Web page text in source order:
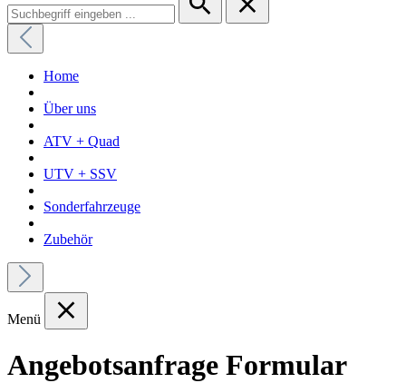
Home
Über uns
ATV + Quad
UTV + SSV
Sonderfahrzeuge
Zubehör
Menü
Angebotsanfrage Formular